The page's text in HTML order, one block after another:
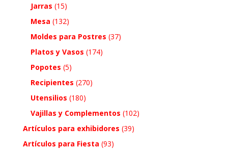
Jarras (15)
Mesa (132)
Moldes para Postres (37)
Platos y Vasos (174)
Popotes (5)
Recipientes (270)
Utensilios (180)
Vajillas y Complementos (102)
Artículos para exhibidores (39)
Artículos para Fiesta (93)